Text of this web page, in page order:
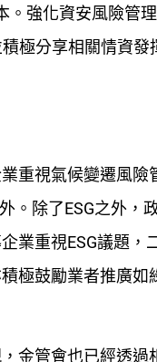
。強化資安風險管
極分享相關情資發
重視氣候變遷風險
。除了ESG之外，
業重視ESG議題，
極鼓勵業者推廣如
金管會也已經透過